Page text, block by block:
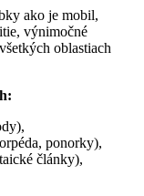
ako je mobil,
výnimočné
oblastiach
ponorky),
články),